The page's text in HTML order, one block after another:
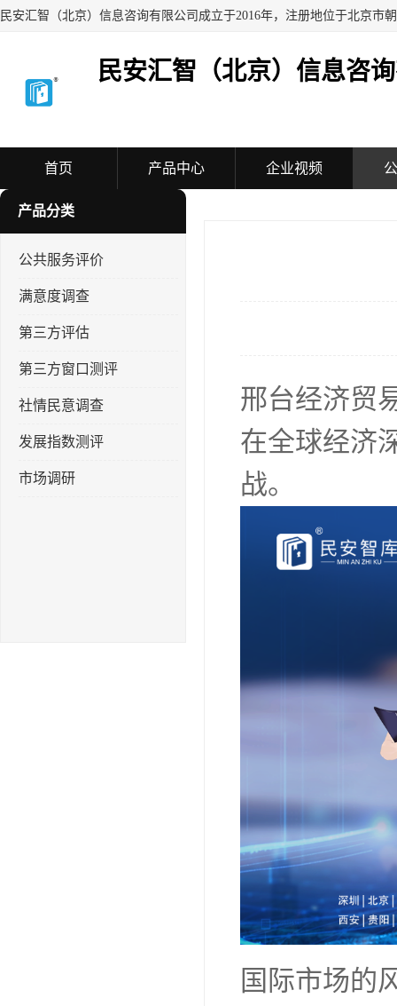
民安汇智（北京）信息咨
首页 产品中心 企业视频
产品分类
公共服务评价
满意度调查
第三方评估
第三方窗口测评
社情民意调查
发展指数测评
市场调研
邢台经济贸
在全球经济
战。
国际市场的